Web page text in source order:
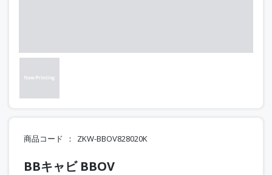
商品コード ZKW-BBOV828020K
BBキャビ BBOV